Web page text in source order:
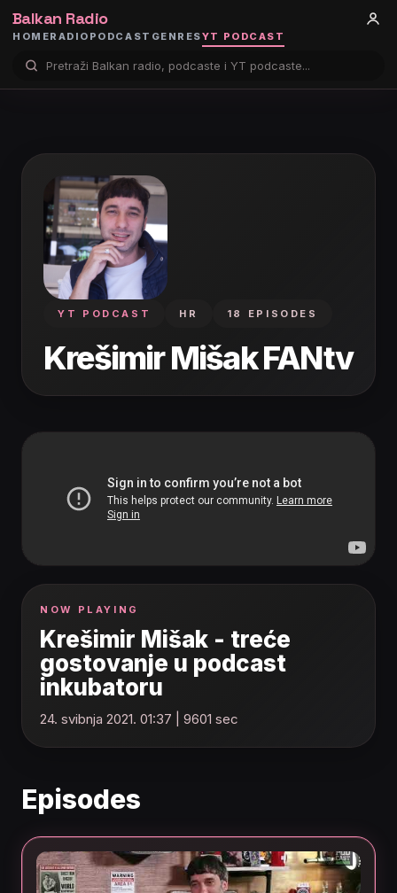
Balkan Radio
HOMERADIO PODCAST GENRESYT PODCAST
YT PODCAST HR 18 EPISODES
Krešimir Mišak FANtv
NOW PLAYING
Krešimir Mišak - treće
gostovanje u podcast
inkubatoru
24. svibnja 2021. 01:37 | 9601 sec
Episodes